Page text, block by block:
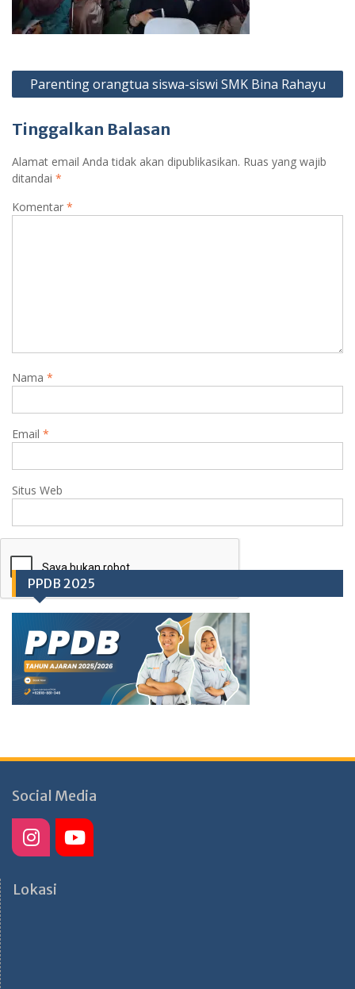
Navigasi
pos
Parenting orangtua siswa-siswi SMK Bina Rahayu
Tinggalkan Balasan
Alamat email Anda tidak akan dipublikasikan. Ruas yang wajib
ditandai *
Komentar *
Nama *
Email *
Situs Web
PPDB 2025
Social Media
Lokasi